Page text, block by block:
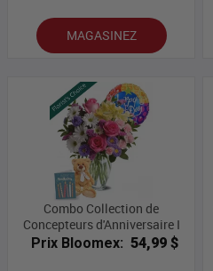
MAGASINEZ
Combo Collection de
Concepteurs d'Anniversaire I
Prix Bloomex: 54,99 $